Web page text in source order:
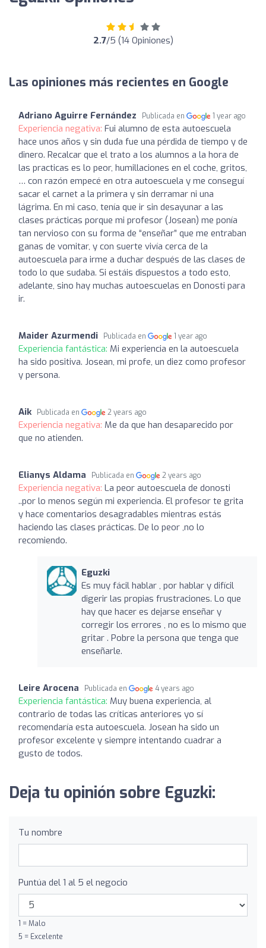
2.7/5 (14 Opiniones)
Las opiniones más recientes en Google
Adriano Aguirre Fernández Publicada en 1 year ago
Experiencia negativa: Fui alumno de esta autoescuela
hace unos años y sin duda fue una pérdida de tiempo y de
dinero. Recalcar que el trato a los alumnos a la hora de
las practicas es lo peor, humillaciones en el coche, gritos,
… con razón empecé en otra autoescuela y me conseguí
sacar el carnet a la primera y sin derramar ni una
lágrima. En mi caso, tenía que ir sin desayunar a las
clases prácticas porque mi profesor (Josean) me ponía
tan nervioso con su forma de “enseñar” que me entraban
ganas de vomitar, y con suerte vivía cerca de la
autoescuela para irme a duchar después de las clases de
todo lo que sudaba. Si estáis dispuestos a todo esto,
adelante, sino hay muchas autoescuelas en Donosti para
ir.
Maider Azurmendi Publicada en 1 year ago
Experiencia fantástica: Mi experiencia en la autoescuela
ha sido positiva. Josean, mi profe, un diez como profesor
y persona.
Aik Publicada en 2 years ago
Experiencia negativa: Me da que han desaparecido por
que no atienden.
Elianys Aldama Publicada en 2 years ago
Experiencia negativa: La peor autoescuela de donosti
..por lo menos según mi experiencia. El profesor te grita
y hace comentarios desagradables mientras estás
haciendo las clases prácticas. De lo peor ,no lo
recomiendo.
Eguzki
Es muy fácil hablar , por hablar y difícil
digerir las propias frustraciones. Lo que
hay que hacer es dejarse enseñar y
corregir los errores , no es lo mismo que
gritar . Pobre la persona que tenga que
enseñarle.
Leire Arocena Publicada en 4 years ago
Experiencia fantástica: Muy buena experiencia, al
contrario de todas las críticas anteriores yo sí
recomendaría esta autoescuela. Josean ha sido un
profesor excelente y siempre intentando cuadrar a
gusto de todos.
Deja tu opinión sobre Eguzki:
Tu nombre
Puntúa del 1 al 5 el negocio
1 = Malo
5 = Excelente